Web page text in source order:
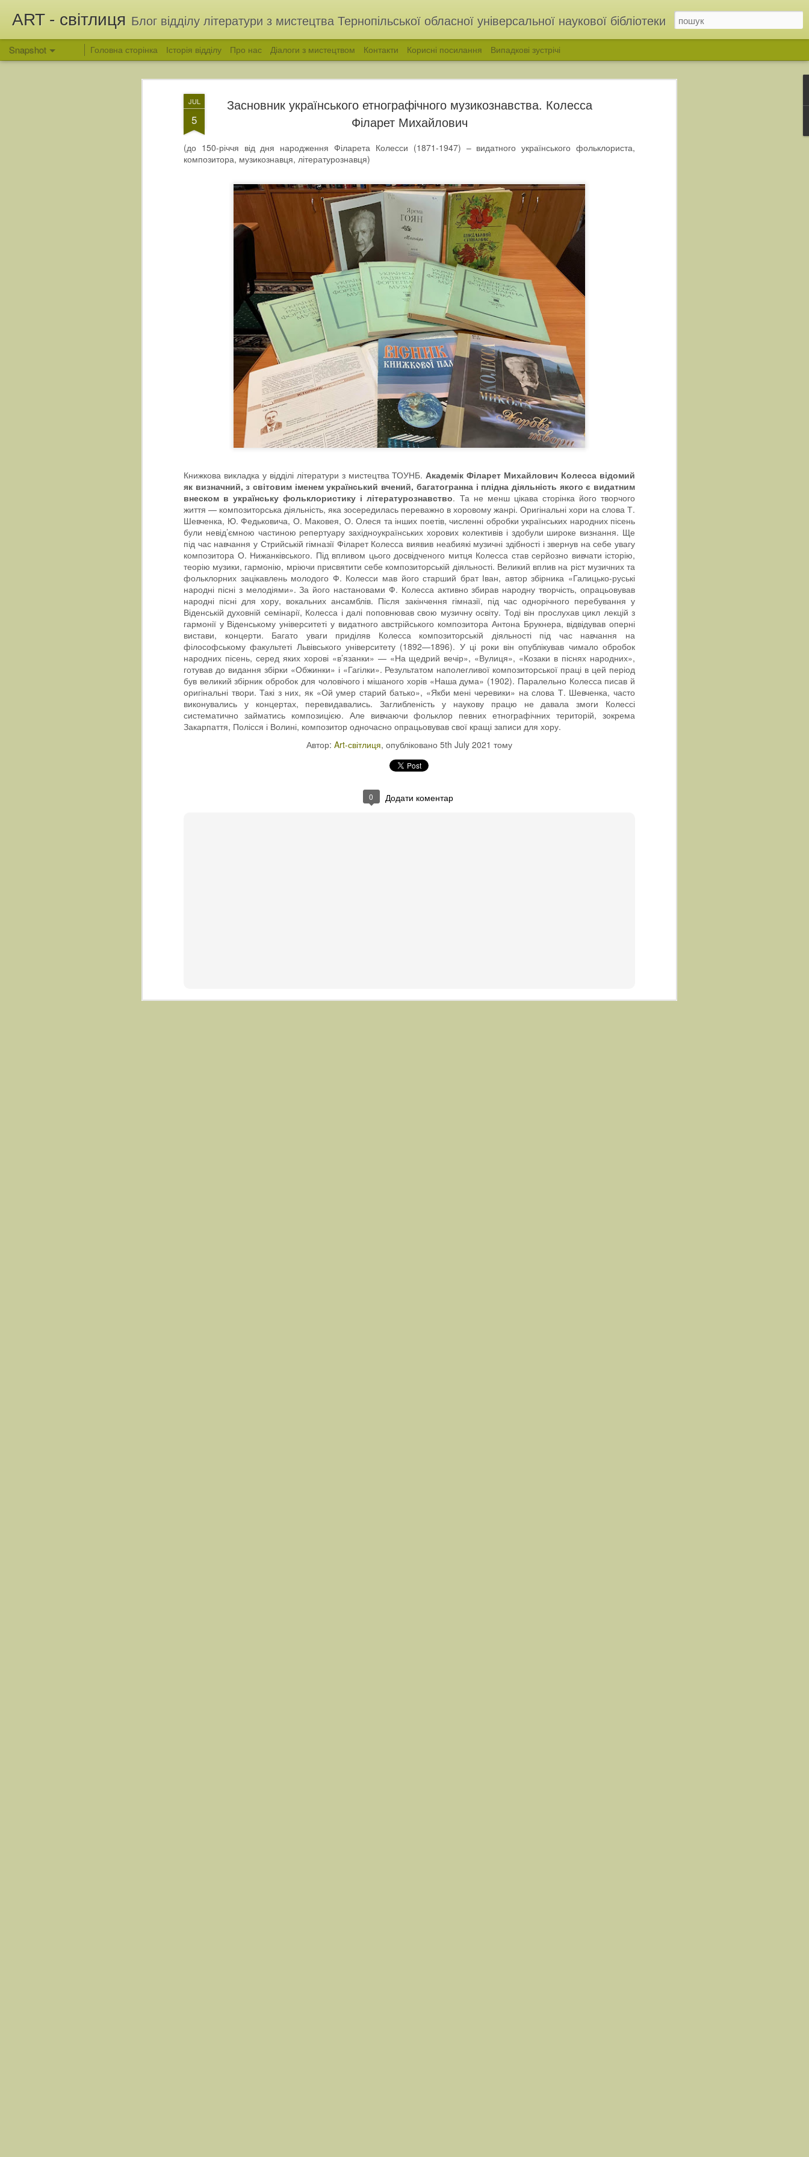
JUL
5
Засновник українського етнографічного музикознавства. Колесса
Філарет Михайлович
(до 150-річчя від дня народження Філарета Колесси (1871-1947) – видатного українського фольклориста,
композитора, музикознавця, літературознавця)
Книжкова викладка у відділі літератури з мистецтва ТОУНБ.Академік Філарет Михайлович Колесса відомий
як визначний, з світовим іменем український вчений, багатогранна і плідна діяльність якого є видатним
внеском в українську фольклористику і літературознавство. Та не менш цікава сторінка його творчого
життя — композиторська діяльність, яка зосередилась переважно в хоровому жанрі. Оригінальні хори на слова Т.
Шевченка, Ю. Федьковича, О. Маковея, О. Олеся та інших поетів, численні обробки українських народних пісень
були невід’ємною частиною репертуару західноукраїнських хорових колективів і здобули широке визнання. Ще
під час навчання у Стрийській гімназії Філарет Колесса виявив неабиякі музичні здібності і звернув на себе увагу
композитора О. Нижанківського. Під впливом цього досвідченого митця Колесса став серйозно вивчати історію,
теорію музики, гармонію, мріючи присвятити себе композиторській діяльності. Великий вплив на ріст музичних та
фольклорних зацікавлень молодого Ф. Колесси мав його старший брат Іван, автор збірника «Галицько-руські
народні пісні з мелодіями». За його настановами Ф. Колесса активно збирав народну творчість, опрацьовував
народні пісні для хору, вокальних ансамблів. Після закінчення гімназії, під час однорічного перебування у
Віденській духовній семінарії, Колесса і далі поповнював свою музичну освіту. Тоді він прослухав цикл лекцій з
гармонії у Віденському університеті у видатного австрійського композитора Антона Брукнера, відвідував оперні
вистави, концерти. Багато уваги приділяв Колесса композиторській діяльності під час навчання на
філософському факультеті Львівського університету (1892—1896). У ці роки він опублікував чимало обробок
народних пісень, серед яких хорові «в’язанки» — «На щедрий вечір», «Вулиця», «Козаки в піснях народних»,
готував до видання збірки «Обжинки» і «Гагілки». Результатом наполегливої композиторської праці в цей період
був великий збірник обробок для чоловічого і мішаного хорів «Наша дума» (1902). Паралельно Колесса писав й
оригінальні твори. Такі з них, як «Ой умер старий батько», «Якби мені черевики» на слова Т. Шевченка, часто
виконувались у концертах, перевидавались. Заглибленість у наукову працю не давала змоги Колессі
систематично займатись композицією. Але вивчаючи фольклор певних етнографічних територій, зокрема
Закарпаття, Полісся і Волині, композитор одночасно опрацьовував свої кращі записи для хору.
Автор: Art-світлиця, опубліковано 5th July 2021 тому
0 Додати коментар
ART - світлиця Блог відділу літератури з мистецтва Тернопільської обласної універсальної наукової бібліотеки
Snapshot Головна сторінка Історія відділу Про нас Діалоги з мистецтвом Контакти Корисні посилання Випадкові зустрічі
Людина, яка зберегла голос української народної пісні. Філарет Колесса«ВІДЛУННЯ ПОКОЛІНЬ»: у бібліотеці відкрили родинну виставку родини Дмітрухів